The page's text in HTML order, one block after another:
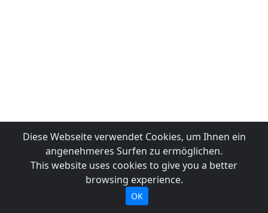
Diese Webseite verwendet Cookies, um Ihnen ein
angenehmeres Surfen zu ermöglichen.
This website uses cookies to give you a better
browsing experience.
OK